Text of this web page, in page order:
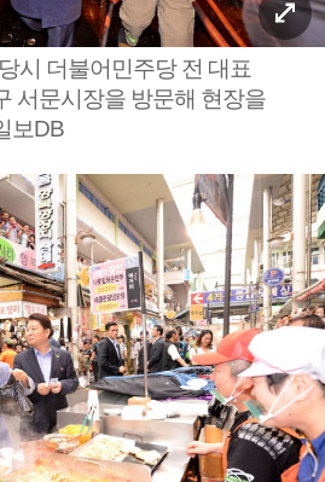
시 더불어민주당 전 대표
서문시장을 방문해 현장을
보DB